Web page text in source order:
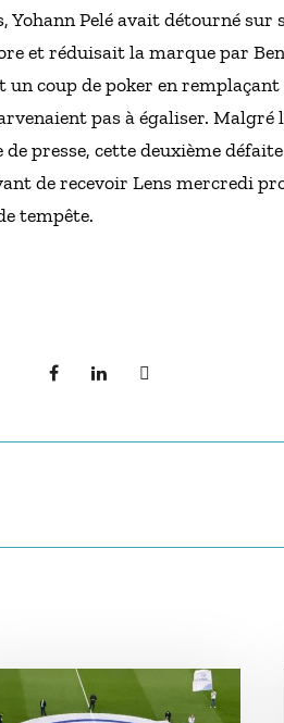
Yohann Pelé avait détourné
et réduisait la marque par
coup de poker en
pas à égaliser.
presse, cette deuxième
de recevoir Lens mercredi
tempête.